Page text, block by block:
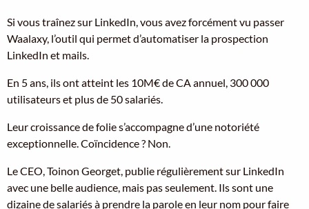
Si vous traînez sur LinkedIn, vous avez forcément vu passer
Waalaxy, l’outil qui permet d’automatiser la prospection
LinkedIn et mails.
En 5 ans, ils ont atteint les 10M€ de CA annuel, 300 000
utilisateurs et plus de 50 salariés.
Leur croissance de folie s’accompagne d’une notoriété
exceptionnelle. Coïncidence ? Non.
Le CEO, Toinon Georget, publie régulièrement sur LinkedIn
avec une belle audience, mais pas seulement. Ils sont une
dizaine de salariés à prendre la parole en leur nom pour faire